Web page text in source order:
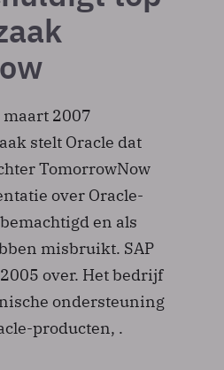
2007
stelt Oracle dat
TomorrowNow
over Oracle-
en als
misbruikt. SAP
over. Het bedrijf
ondersteuning
producten, .